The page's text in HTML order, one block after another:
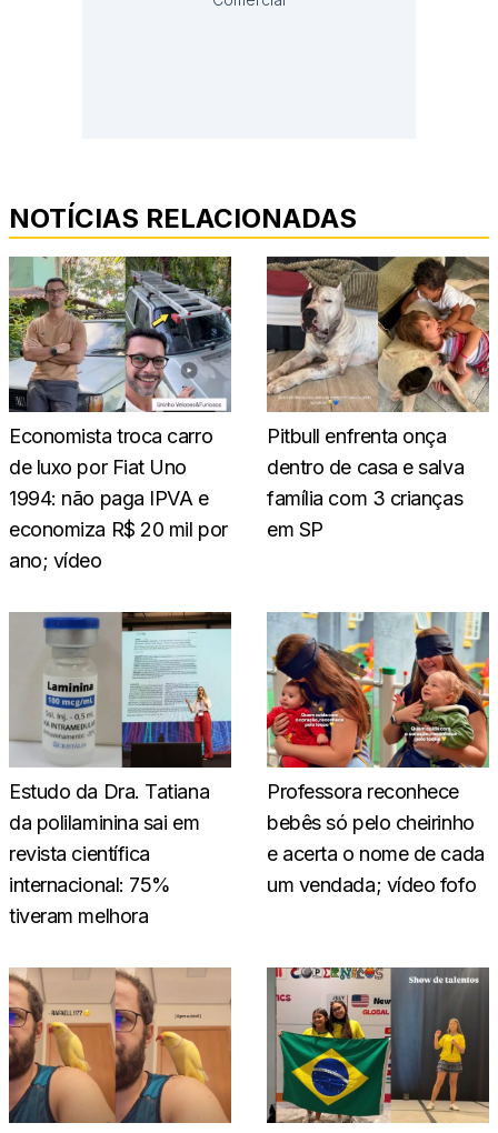
NOTÍCIAS RELACIONADAS
Economista troca carro
de luxo por Fiat Uno
1994: não paga IPVA e
economiza R$ 20 mil por
ano; vídeo
Pitbull enfrenta onça
dentro de casa e salva
família com 3 crianças
em SP
Estudo da Dra. Tatiana
da polilaminina sai em
revista científica
internacional: 75%
tiveram melhora
Professora reconhece
bebês só pelo cheirinho
e acerta o nome de cada
um vendada; vídeo fofo